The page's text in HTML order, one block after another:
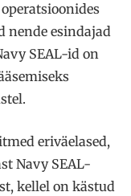
nende esindajad
SEAL-id on
eriväelased,
Navy SEAL-
kellel on kästud